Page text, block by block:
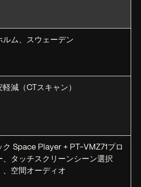
ルム、スウェーデン
減（CTスキャン）
ク Space Player + PT-VMZ71プロ
、タッチスクリーンシーン選択
、空間オーディオ